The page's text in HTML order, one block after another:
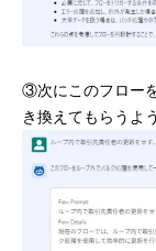
③次にこのフロー
き換えてもらうよ